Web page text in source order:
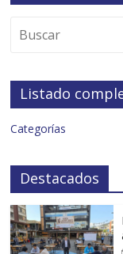
Listado
Categorías
Destacados